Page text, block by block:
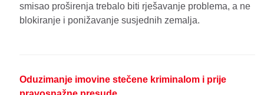
smisao proširenja trebalo biti rješavanje problema, a ne
blokiranje i ponižavanje susjednih zemalja.
Oduzimanje imovine stečene kriminalom i prije